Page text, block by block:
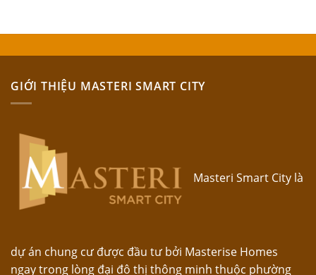
GIỚI THIỆU MASTERI SMART CITY
Masteri Smart City là
dự án chung cư được đầu tư bởi Masterise Homes
ngay trong lòng đại đô thị thông minh thuộc phường